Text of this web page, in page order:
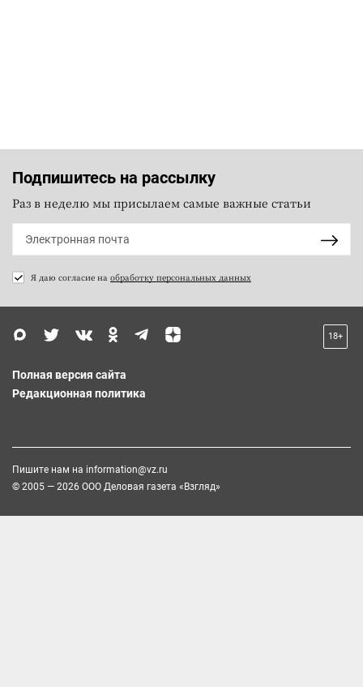
Подпишитесь на рассылку
Раз в неделю мы присылаем самые важные статьи
Я даю согласие на обработку персональных данных
18+
Полная версия сайта
Редакционная политика
Пишите нам на information@vz.ru
© 2005 — 2026 ООО Деловая газета «Взгляд»